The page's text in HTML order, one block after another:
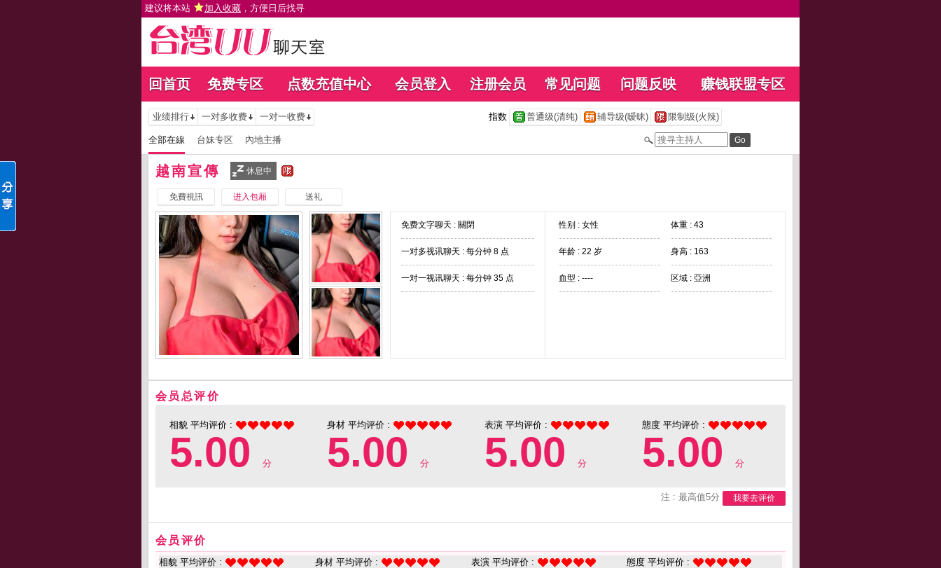
建议将本站 加入收藏 ，方便日后找寻
回首页 免费专区 点数充值中心 会员登入 注册会员 常见问题 问题反映 赚钱联盟专区
业绩排行 一对多收费 一对一收费 指数 普通级(清纯) 辅导级(暧昧) 限制级(火辣)
全部在線 台妹专区 內地主播
越南宣傳 休息中
免費視訊 进入包厢 送礼
免费文字聊天 : 關閉
一对多视讯聊天 : 每分钟 8 点
一对一视讯聊天 : 每分钟 35 点
性别 : 女性 体重 : 43
年龄 : 22 岁 身高 : 163
血型 : ---- 区域 : 亞洲
会员总评价
相貌 平均评价 :
5.00 分
身材 平均评价 :
5.00 分
表演 平均评价 :
5.00 分
態度 平均评价 :
5.00 分
注 : 最高值5分 我要去评价
会员评价
相貌 平均评价 : 身材 平均评价 : 表演 平均评价 :
態度 平均评价 :